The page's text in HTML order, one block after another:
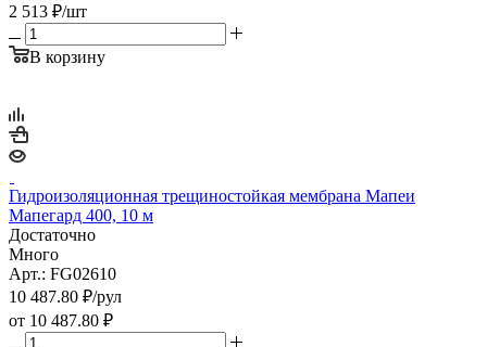
2 513 ₽/шт
В корзину
Гидроизоляционная трещиностойкая мембрана Мапеи
Мапегард 400, 10 м
Достаточно
Много
Арт.: FG02610
10 487.80 ₽/рул
от 10 487.80 ₽